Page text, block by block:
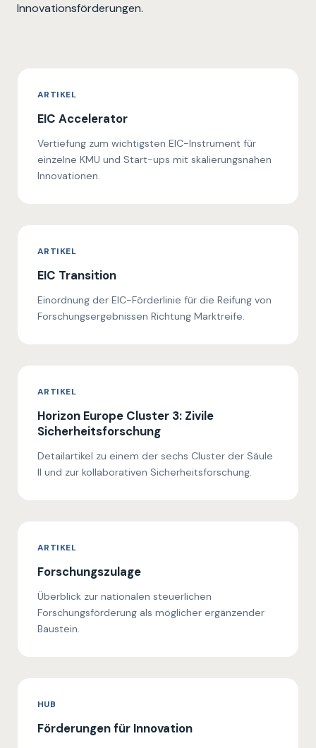
Innovationsförderungen.
ARTIKEL
EIC Accelerator
Vertiefung zum wichtigsten EIC-Instrument für
einzelne KMU und Start-ups mit skalierungsnahen
Innovationen.
ARTIKEL
EIC Transition
Einordnung der EIC-Förderlinie für die Reifung von
Forschungsergebnissen Richtung Marktreife.
ARTIKEL
Horizon Europe Cluster 3: Zivile
Sicherheitsforschung
Detailartikel zu einem der sechs Cluster der Säule
II und zur kollaborativen Sicherheitsforschung.
ARTIKEL
Forschungszulage
Überblick zur nationalen steuerlichen
Forschungsförderung als möglicher ergänzender
Baustein.
HUB
Förderungen für Innovation